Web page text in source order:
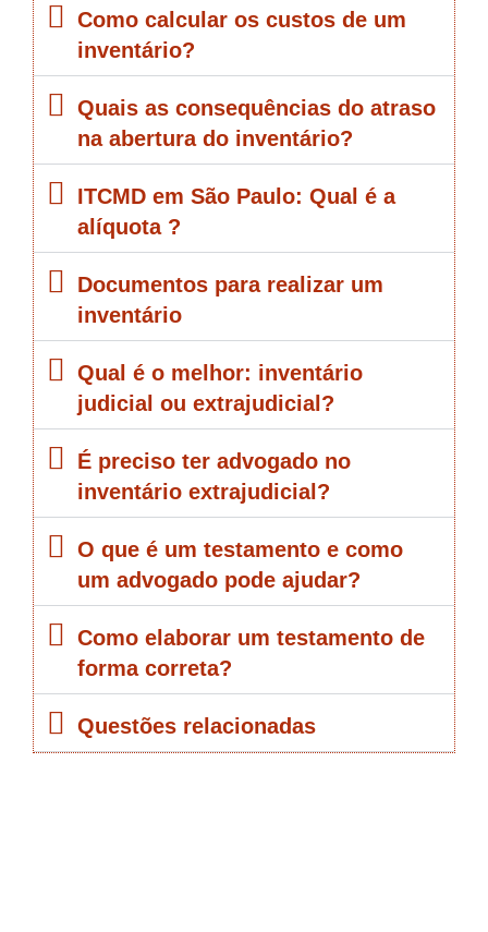
Como calcular os custos de um
inventário?
Quais as consequências do atraso
na abertura do inventário?
ITCMD em São Paulo: Qual é a
alíquota ?
Documentos para realizar um
inventário
Qual é o melhor: inventário
judicial ou extrajudicial?
É preciso ter advogado no
inventário extrajudicial?
O que é um testamento e como
um advogado pode ajudar?
Como elaborar um testamento de
forma correta?
Questões relacionadas